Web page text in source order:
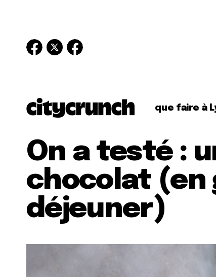
que faire à
On a testé :
chocolat (en
déjeuner)